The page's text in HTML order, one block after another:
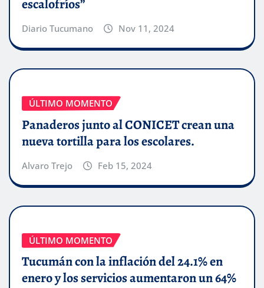
escalofríos”
Diario Tucumano Nov 11, 2024
ÚLTIMO MOMENTO
Panaderos junto al CONICET crean una
nueva tortilla para los escolares.
Alvaro Trejo Feb 15, 2024
ÚLTIMO MOMENTO
Tucumán con la inflación del 24.1% en
enero y los servicios aumentaron un 64%